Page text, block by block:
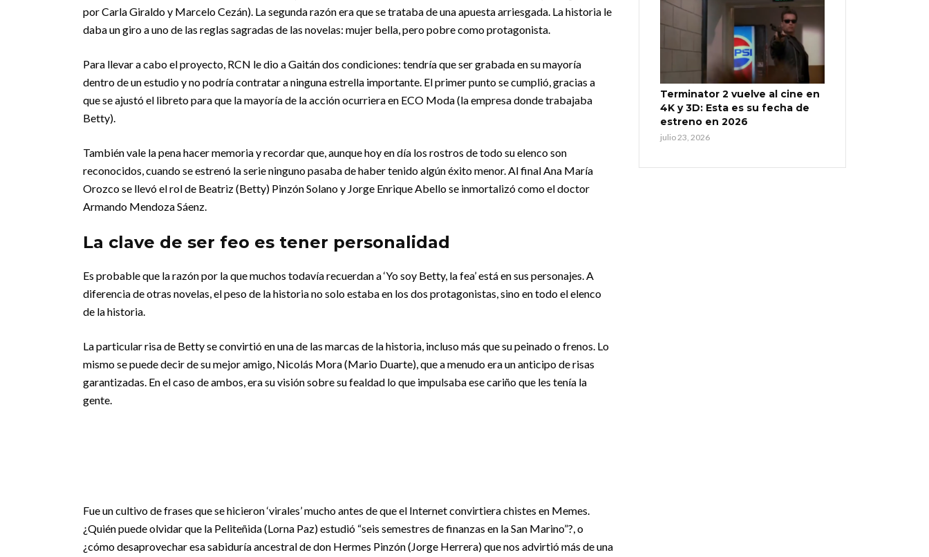
por Carla Giraldo y Marcelo Cezán). La segunda razón era que se trataba de una apuesta arriesgada. La historia le
daba un giro a uno de las reglas sagradas de las novelas: mujer bella, pero pobre como protagonista.
Para llevar a cabo el proyecto, RCN le dio a Gaitán dos condiciones: tendría que ser grabada en su mayoría
dentro de un estudio y no podría contratar a ninguna estrella importante. El primer punto se cumplió, gracias a
que se ajustó el libreto para que la mayoría de la acción ocurriera en ECO Moda (la empresa donde trabajaba
Betty).
También vale la pena hacer memoria y recordar que, aunque hoy en día los rostros de todo su elenco son
reconocidos, cuando se estrenó la serie ninguno pasaba de haber tenido algún éxito menor. Al final Ana María
Orozco se llevó el rol de Beatriz (Betty) Pinzón Solano y Jorge Enrique Abello se inmortalizó como el doctor
Armando Mendoza Sáenz.
La clave de ser feo es tener personalidad
Es probable que la razón por la que muchos todavía recuerdan a ‘Yo soy Betty, la fea’ está en sus personajes. A
diferencia de otras novelas, el peso de la historia no solo estaba en los dos protagonistas, sino en todo el elenco
de la historia.
La particular risa de Betty se convirtió en una de las marcas de la historia, incluso más que su peinado o frenos. Lo
mismo se puede decir de su mejor amigo, Nicolás Mora (Mario Duarte), que a menudo era un anticipo de risas
garantizadas. En el caso de ambos, era su visión sobre su fealdad lo que impulsaba ese cariño que les tenía la
gente.
Fue un cultivo de frases que se hicieron ‘virales’ mucho antes de que el Internet convirtiera chistes en Memes.
¿Quién puede olvidar que la Peliteñida (Lorna Paz) estudió “seis semestres de finanzas en la San Marino”?, o
¿cómo desaprovechar esa sabiduría ancestral de don Hermes Pinzón (Jorge Herrera) que nos advirtió más de una
Terminator 2 vuelve al cine en
4K y 3D: Esta es su fecha de
estreno en 2026
julio 23, 2026